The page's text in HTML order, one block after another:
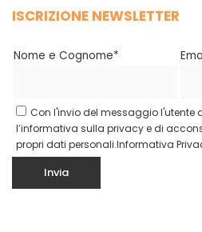
ISCRIZIONE NEWSLETTER
Nome e Cognome*
Con l'invio del messaggio l'utente
l’informativa sulla privacy e di
propri dati personali.Informativa